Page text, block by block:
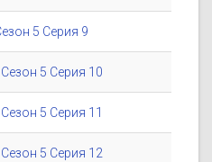
5 Серия 9
5 Серия 10
5 Серия 11
5 Серия 12